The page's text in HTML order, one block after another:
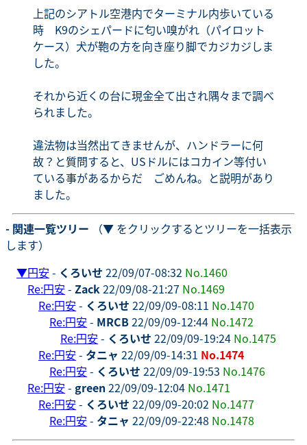
上記のシアトル空港内でターミナル内歩いている
時 K9のシェパードに匂い嗅がれ（パイロット
ケース）犬が鞄の方を向き座り脚でカジカジしま
した。
それから近くの台に現金全て出され隅々まで調べ
られました。
違法物は当然出てきませんが、ハンドラーに何
故？と質問すると、USドルにはコカイン等付い
ている事があるからだ ごめんね。と説明があり
ました。
- 関連一覧ツリー （▼ をクリックするとツリーを一括表示
します）
▼円安- くろいせ 22/09/07-08:32 No.1460
Re:円安- Zack22/09/08-21:27 No.1469
Re:円安- くろいせ 22/09/09-08:11 No.1470
Re:円安- MRCB22/09/09-12:44 No.1472
Re:円安- くろいせ 22/09/09-19:24 No.1475
Re:円安- タニャ 22/09/09-14:31 No.1474
Re:円安- くろいせ 22/09/09-19:53 No.1476
Re:円安- green 22/09/09-12:04 No.1471
Re:円安- くろいせ 22/09/09-20:02 No.1477
Re:円安- タニャ 22/09/09-22:48 No.1478